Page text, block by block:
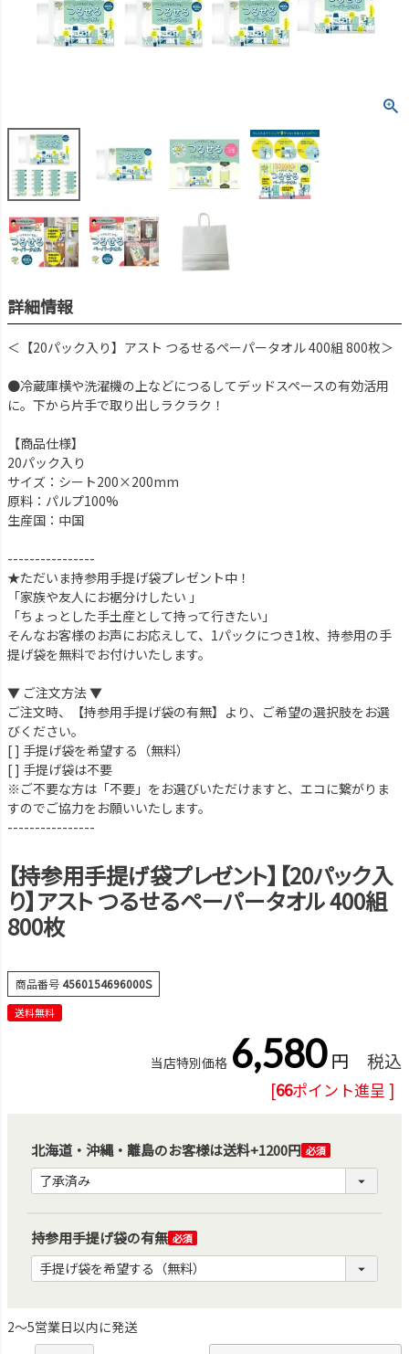
詳細情報
＜【20パック入り】アスト つるせるペーパータオル 400組 800枚＞
●冷蔵庫横や洗濯機の上などにつるしてデッドスペースの有効活用
に。下から片手で取り出しラクラク！
【商品仕様】
20パック入り
サイズ：シート200×200mm
原料：パルプ100%
生産国：中国
----------------
★ただいま持参用手提げ袋プレゼント中！
「家族や友人にお裾分けしたい 」
「ちょっとした手土産として持って行きたい」
そんなお客様のお声にお応えして、1パックにつき1枚、持参用の手
提げ袋を無料でお付けいたします。
▼ ご注文方法 ▼
ご注文時、【持参用手提げ袋の有無】より、ご希望の選択肢をお選
びください。
[ ] 手提げ袋を希望する（無料）
[ ] 手提げ袋は不要
※ご不要な方は「不要」をお選びいただけますと、エコに繋がりま
すのでご協力をお願いいたします。
----------------
【持参用手提げ袋プレゼント】【20パック入
り】アスト つるせるペーパータオル 400組
800枚
商品番号4560154696000S
送料無料
当店特別価格 6,580 税込
[66ポイント進呈 ]
北海道・沖縄・離島のお客様は送料+1200円
(必
持参用手提げ袋の有無
(必
須)
2～5営業日以内に発送